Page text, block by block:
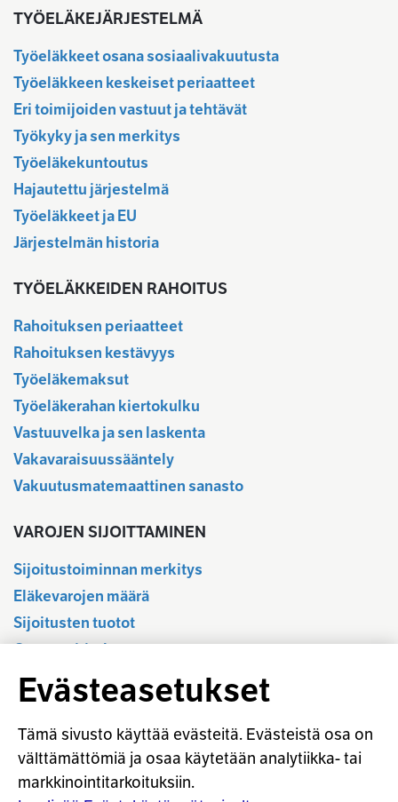
TYÖELÄKEJÄRJESTELMÄ
Työeläkkeet osana sosiaalivakuutusta
Työeläkkeen keskeiset periaatteet
Eri toimijoiden vastuut ja tehtävät
Työkyky ja sen merkitys
Työeläkekuntoutus
Hajautettu järjestelmä
Työeläkkeet ja EU
Järjestelmän historia
TYÖELÄKKEIDEN RAHOITUS
Rahoituksen periaatteet
Rahoituksen kestävyys
Työeläkemaksut
Työeläkerahan kiertokulku
Vastuuvelka ja sen laskenta
Vakavaraisuussääntely
Vakuutusmatemaattinen sanasto
VAROJEN SIJOITTAMINEN
Sijoitustoiminnan merkitys
Eläkevarojen määrä
Sijoitusten tuotot
Osavuositiedot
Tilastotietokanta
Sijoitustoiminnan sääntely
Vastuullinen sijoittaminen
Sijoitussanasto
Osaketuoton ennakointi
Evästeasetukset
Tämä sivusto käyttää evästeitä. Evästeistä osa on
välttämättömiä ja osaa käytetään analytiikka- tai
markkinointitarkoituksiin.